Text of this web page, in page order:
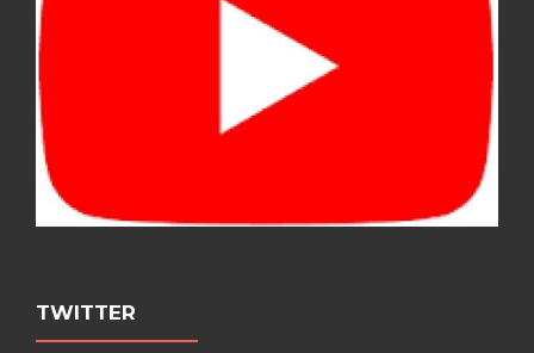
TWITTER